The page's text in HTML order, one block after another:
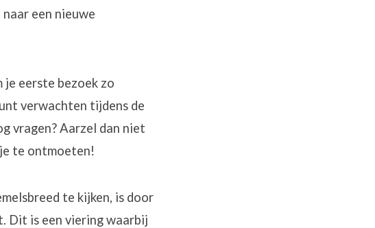
een nieuwe
eerste bezoek zo
verwachten tijdens de
vragen? Aarzel dan niet
te ontmoeten!
te kijken, is door
Dit is een viering waarbij